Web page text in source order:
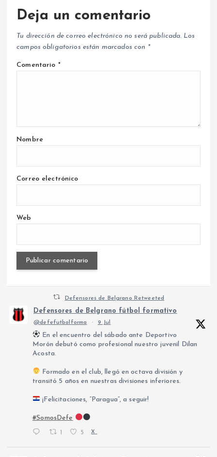
Deja un comentario
Tu dirección de correo electrónico no será publicada. Los
campos obligatorios están marcados con *
Comentario *
Nombre
Correo electrónico
Web
Defensores de Belgrano Retweeted
Defensores de Belgrano fútbol formativo
@defefutbolforma · 9 Jul
En el encuentro del sábado ante Deportivo
Morón debutó como profesional nuestro juvenil Dilan
Acosta.
Formado en el club, llegó en octava división y
transitó 5 años en nuestras divisiones inferiores.
¡Felicitaciones, “Paragua”, a seguir!
#SomosDefe
5 X